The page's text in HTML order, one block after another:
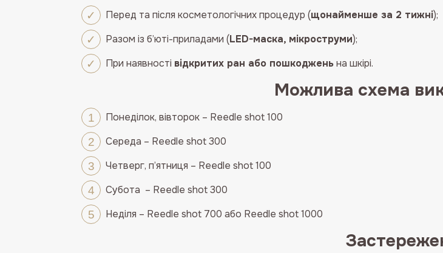
Перед та після косметологічних процедур (щонайменше за 2 тижні);
Разом із б’юті-приладами (LED-маска, мікроструми);
При наявності відкритих ран або пошкодженьна шкірі.
Можлива схема
Понеділок, вівторок – Reedle shot 100
Cереда – Reedle shot 300
Четверг, п’ятниця – Reedle shot 100
Cубота – Reedle shot 300
Неділя – Reedle shot 700 aбо Reedle shot 1000